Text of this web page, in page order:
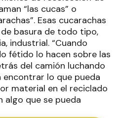
“las cucas” o
Esas cucarachas
basura de todo tipo,
industrial. “Cuando
fétido lo hacen sobre las
del camión luchando
lo que pueda
material en el reciclado
algo que se pueda